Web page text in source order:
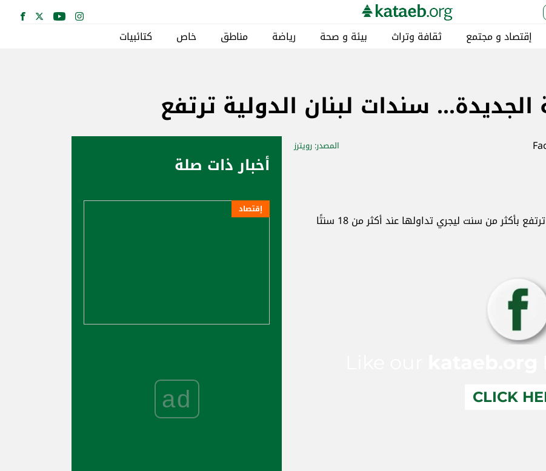
إقتصاد و مجتمع ثقافة وتراث بيئة و صحة رياضة مناطق خاص كتائبيات
سندات لبنان الدولية ترتفع
المصدر: رويترز
اشارت وكالة رويترز الى أن سندات لبنان الدولية ترتفع بأكثر من سنت ليجري تداولها عند أكثر من 18 سنتًا
CLICK
أخبار ذات صلة
إقتصاد
ad